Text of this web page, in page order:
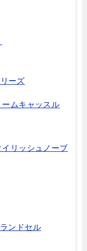
ーズ
ームキャッスル
リッシュノーブ
ンドセル